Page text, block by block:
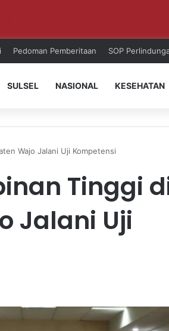
Pedoman Pemberitaan SOP
SULSEL NASIONAL KESEHATAN
Wajo Jalani Uji Kompetensi
Tinggi
Jalani Uji